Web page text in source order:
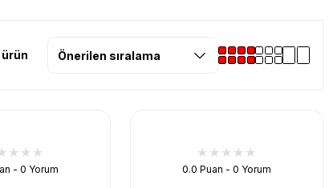
- 0 Yorum 0.0 Puan - 0 Yorum